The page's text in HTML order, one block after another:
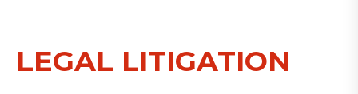
LEGAL LITIGATION